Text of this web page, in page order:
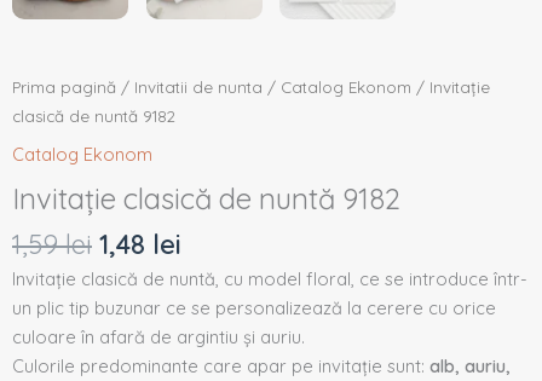
Prima pagină / Invitatii de nunta / Catalog Ekonom / Invitație
clasică de nuntă 9182
Catalog Ekonom
Invitație clasică de nuntă 9182
1,59lei 1,48 lei
Invitație clasică de nuntă, cu model floral, ce se introduce într-
un plic tip buzunar ce se personalizează la cerere cu orice
culoare în afară de argintiu și auriu.
Culorile predominante care apar pe invitație sunt: alb, auriu,